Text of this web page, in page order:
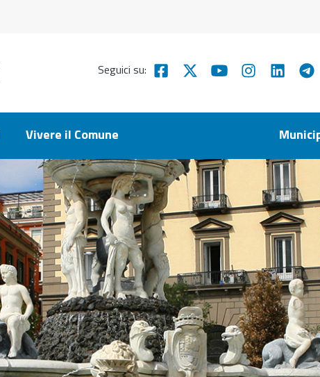
Seguici su:
Vivere il Comune